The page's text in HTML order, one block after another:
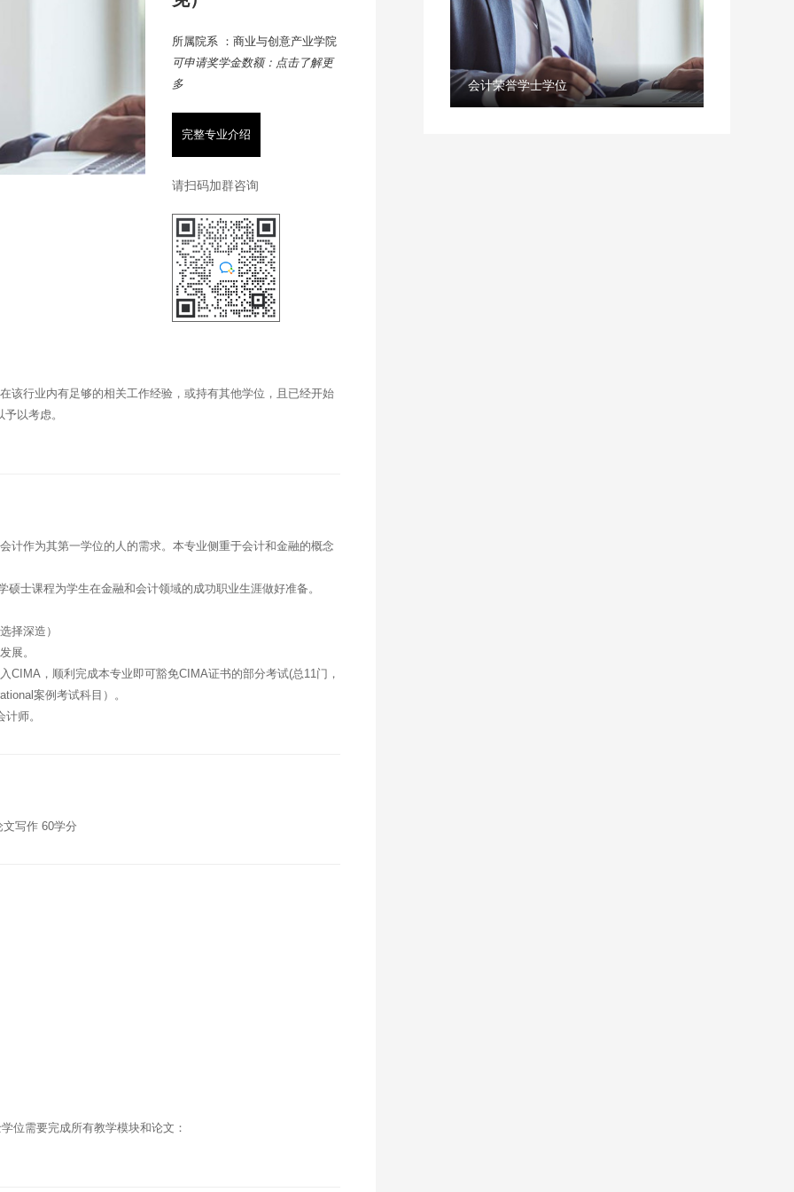
所属院系 ：商业与创意产业学院
可申请奖学金数额：点击了解更
多
完整专业介绍
请扫码加群咨询
该行业内有足够的相关工作经验，或持有其他学位，且已经开始
以考虑。
计作为其第一学位的人的需求。本专业侧重于会计和金融的概念
士课程为学生在金融和会计领域的成功职业生涯做好准备。
择深造）
展。
，顺利完成本专业即可豁免CIMA证书的部分考试(总11门，
案例考试科目）。
师。
写作 60学分
位需要完成所有教学模块和论文：
会计荣誉学士学位